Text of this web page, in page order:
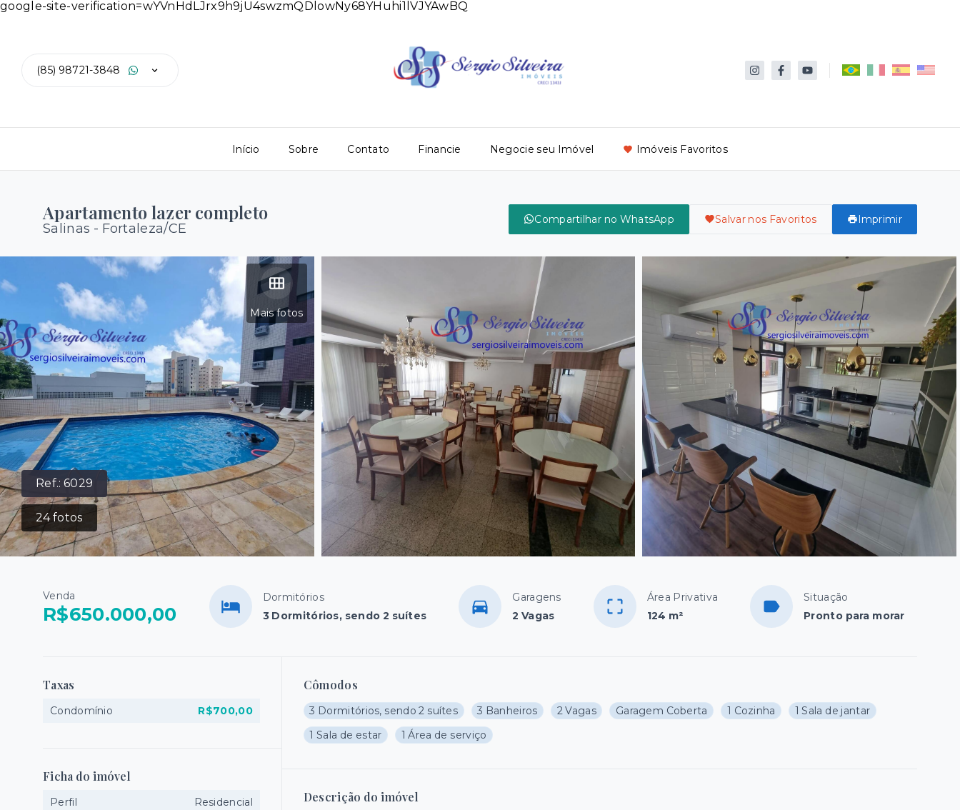
google-site-verification=wYVnHdLJrx9h9jU4swzmQDlowNy68YHuhi1lVJYAwBQ
(85) 98721-3848
Início Sobre Contato Financie Negocie seu Imóvel Imóveis Favoritos
Apartamento lazer completo
Salinas - Fortaleza/CE
Compartilhar no WhatsApp Salvar nos Favoritos Imprimir
Ref.:6029
24fotos
Mais fotos
Venda
R$650.000,00
Dormitórios
3 Dormitórios, sendo 2 suítes
Garagens
2 Vagas
Área Privativa
124 m²
Situação
Pronto para morar
Cômodos
3 Dormitórios, sendo 2 suítes 3 Banheiros 2 Vagas Garagem Coberta 1 Cozinha
1 Sala de jantar
1 Sala de estar
1 Área de serviço
Descrição do imóvel
Taxas
Condomínio R$700,00
Ficha do imóvel
Perfil
Residencial